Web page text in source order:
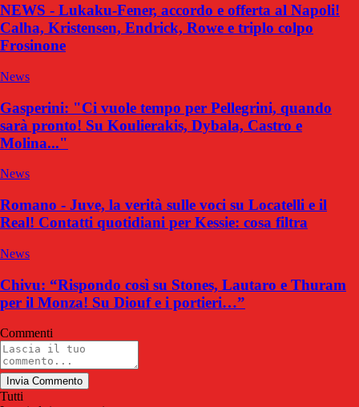
NEWS - Lukaku-Fener, accordo e offerta al Napoli!
Calha, Kristensen, Endrick, Rowe e triplo colpo
Frosinone
News
Gasperini: "Ci vuole tempo per Pellegrini, quando
sarà pronto! Su Koulierakis, Dybala, Castro e
Molina..."
News
Romano - Juve, la verità sulle voci su Locatelli e il
Real! Contatti quotidiani per Kessie: cosa filtra
News
Chivu: “Rispondo così su Stones, Lautaro e Thuram
per il Monza! Su Diouf e i portieri…”
Commenti
Invia Commento
Tutti